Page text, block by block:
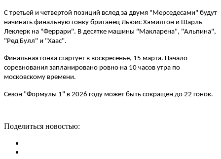
С третьей и четвертой позиций вслед за двумя "Мерседесами" будут
начинать финальную гонку британец Льюис Хэмилтон и Шарль
Леклерк на "Феррари". В десятке машины "Макларена", "Альпина",
"Ред Булл" и "Хаас".
Финальная гонка стартует в воскресенье, 15 марта. Начало
соревнования запланировано ровно на 10 часов утра по
московскому времени.
Сезон "Формулы 1" в 2026 году может быть сокращен до 22 гонок.
Поделиться новостью: